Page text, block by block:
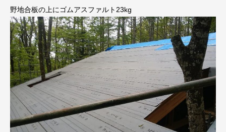
野地合板の上にゴムアスファルト23kg